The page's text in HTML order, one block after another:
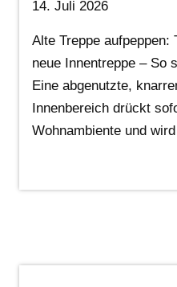
14. Juli 2026
Alte Treppe aufpeppen:
neue Innentreppe – So
Eine abgenutzte,
Innenbereich drückt
Wohnambiente und